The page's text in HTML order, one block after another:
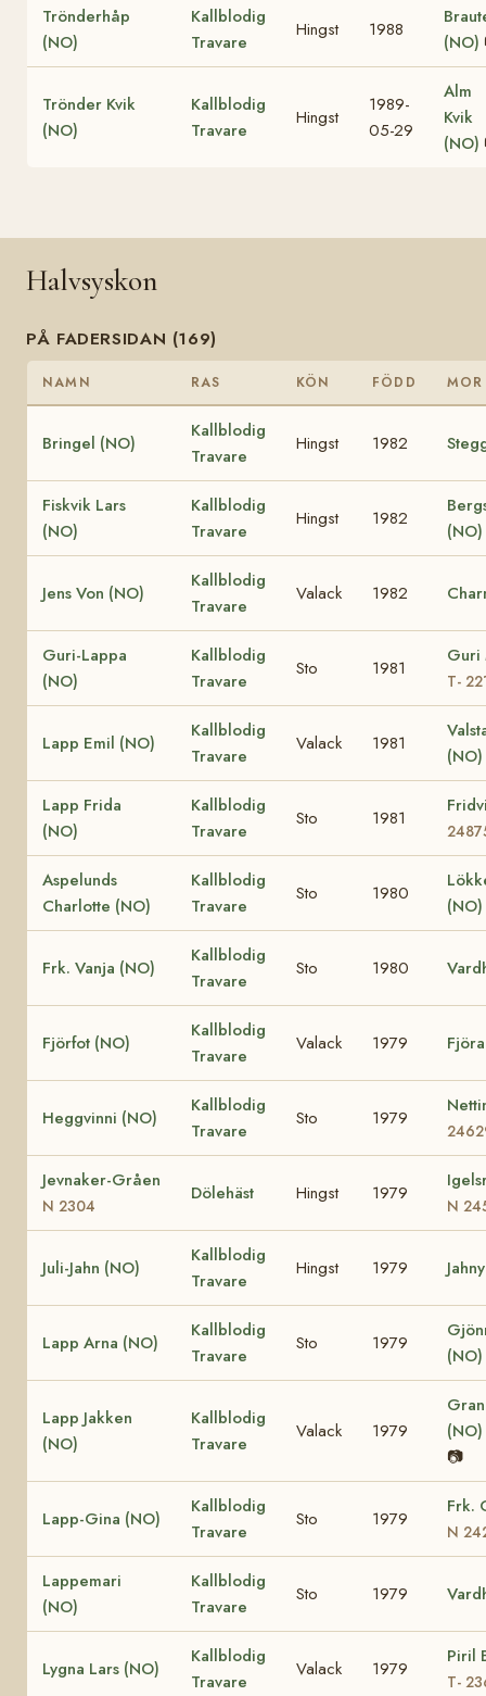
Trönderhåp
(NO)
Kallblodig
Travare
Hingst 1988
(NO)
Trönder Kvik
(NO)
Kallblodig
Travare
Hingst
1989-
05-29
Alm
Kvik
(NO)
Halvsyskon
PÅ FADERSIDAN (169)
NAMN RAS KÖN FÖDD MOR
Bringel (NO)
Kallblodig
Travare
Hingst 1982
Fiskvik Lars
(NO)
Kallblodig
Travare
Hingst 1982
(NO)
Jens Von (NO)
Kallblodig
Travare
Valack 1982
Guri-Lappa
(NO)
Kallblodig
Travare
Sto 1981
Guri
T-
Lapp Emil (NO)
Kallblodig
Travare
Valack 1981
(NO)
Lapp Frida
(NO)
Kallblodig
Travare
Sto 1981
Aspelunds
Charlotte (NO)
Kallblodig
Travare
Sto 1980
(NO)
Frk. Vanja (NO)
Kallblodig
Travare
Sto 1980
Fjörfot (NO)
Kallblodig
Travare
Valack 1979
Heggvinni (NO)
Kallblodig
Travare
Sto 1979
Jevnaker-Gråen
N 2304
Dölehäst Hingst 1979
N
Juli-Jahn (NO)
Kallblodig
Travare
Hingst 1979
Lapp Arna (NO)
Kallblodig
Travare
Sto 1979
(NO)
Lapp Jakken
(NO)
Kallblodig
Travare
Valack 1979
(NO)
📷
Lapp-Gina (NO)
Kallblodig
Travare
Sto 1979
Frk.
N
Lappemari
(NO)
Kallblodig
Travare
Sto 1979
Lygna Lars (NO)
Kallblodig
Travare
Valack 1979
Piril
T-